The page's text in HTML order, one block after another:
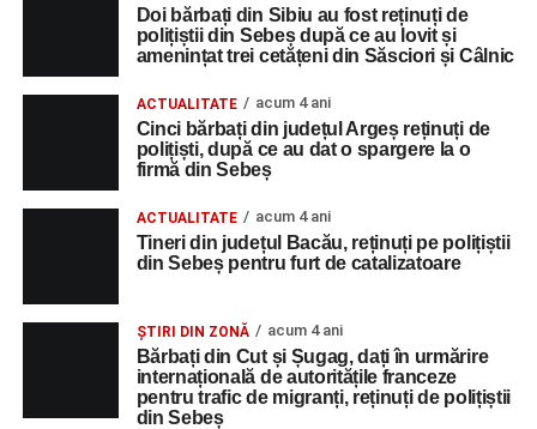
Doi bărbați din Sibiu au fost reținuți de
polițiștii din Sebeș după ce au lovit și
amenințat trei cetățeni din Săsciori și Câlnic
ACTUALITATE acum 4 ani
Cinci bărbați din județul Argeș reținuți de
polițiști, după ce au dat o spargere la o
firmă din Sebeș
ACTUALITATE acum 4 ani
Tineri din județul Bacău, reținuți pe polițiștii
din Sebeș pentru furt de catalizatoare
ȘTIRI DIN ZONĂ acum 4 ani
Bărbați din Cut și Șugag, dați în urmărire
internațională de autoritățile franceze
pentru trafic de migranți, reținuți de polițiștii
din Sebeș